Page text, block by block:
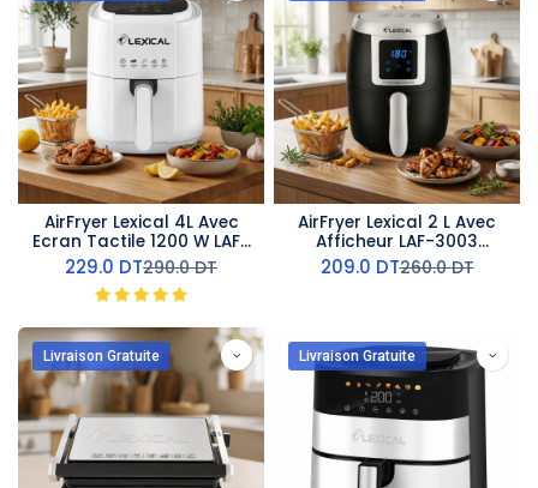
AirFryer Lexical 4L Avec
Ecran Tactile 1200 W LAF-
3011- Blanc
229.0 DT290.0DT
AirFryer Lexical 2 L Avec
Afficheur LAF-3003
-1200W
209.0 DT260.0DT
Livraison Gratuite Livraison Gratuite